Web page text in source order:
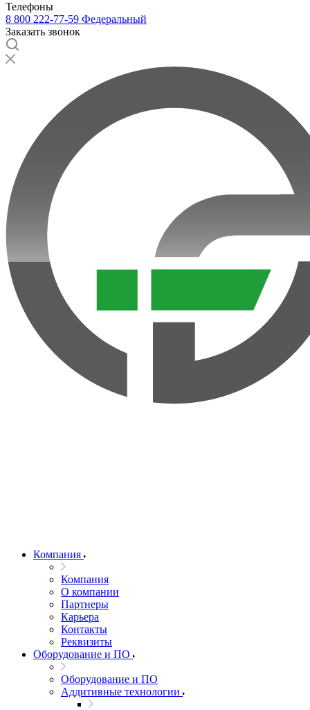
Телефоны
8 800 222-77-59 Федеральный
Заказать звонок
Компания
Компания
О компании
Партнеры
Карьера
Контакты
Реквизиты
Оборудование и ПО
Оборудование и ПО
Аддитивные технологии